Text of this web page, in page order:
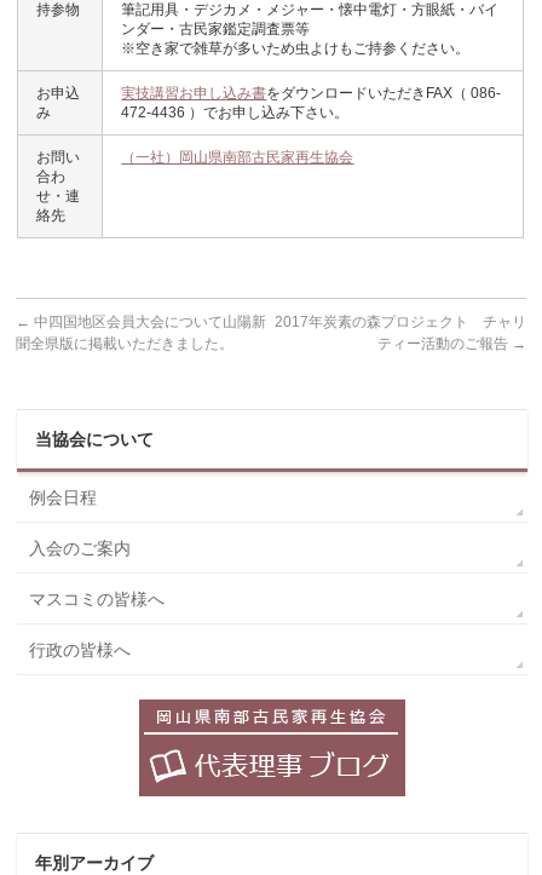
持参物
筆記用具・デジカメ・メジャー・懐中電灯・方眼紙・バイ
ンダー・古民家鑑定調査票等
※空き家で雑草が多いため虫よけもご持参ください。
お申込
み
実技講習お申し込み書をダウンロードいただきFAX（ 086-
472-4436 ）でお申し込み下さい。
お問い
合わ
せ・連
絡先
（一社）岡山県南部古民家再生協会
← 中四国地区会員大会について山陽新
聞全県版に掲載いただきました。
2017年炭素の森プロジェクト チャリ
ティー活動のご報告 →
当協会について
例会日程
入会のご案内
マスコミの皆様へ
行政の皆様へ
年別アーカイブ